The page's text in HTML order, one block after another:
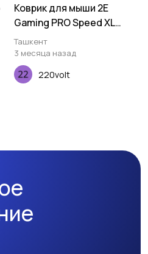
Коврик для мыши 2E
Gaming PRO Speed XL
Black (800*450*3мм)
Ташкент
3 месяца назад
220volt